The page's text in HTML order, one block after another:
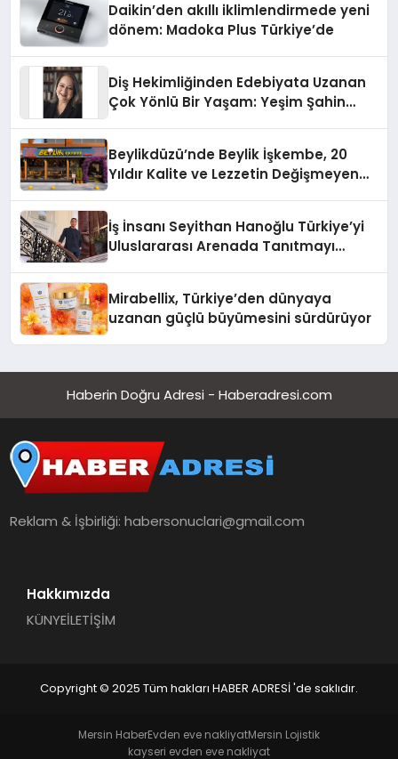
Daikin’den akıllı iklimlendirmede yeni
dönem: Madoka Plus Türkiye’de
Diş Hekimliğinden Edebiyata Uzanan
Çok Yönlü Bir Yaşam: Yeşim Şahin
Beylikdüzü’nde Beylik İşkembe, 20
Yıldır Kalite ve Lezzetin Değişmeyen
İş İnsanı Seyithan Hanoğlu Türkiye’yi
Uluslararası Arenada Tanıtmayı
Mirabellix, Türkiye’den dünyaya
uzanan güçlü büyümesini sürdürüyor
Haberin Doğru Adresi - Haberadresi.com
Reklam & İşbirliği:habersonuclari@gmail.com
Hakkımızda
KÜNYEİLETİŞİM
Copyright © 2025 Tüm hakları HABER ADRESİ 'de saklıdır.
Mersin HaberEvden eve nakliyatMersin Lojistik
kayseri evden eve nakliyat